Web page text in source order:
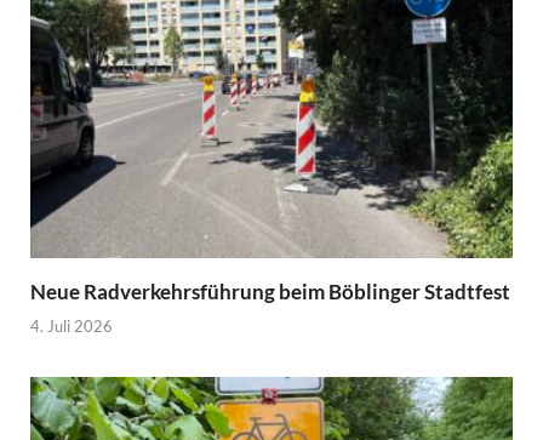
Neue Radverkehrsführung beim Böblinger Stadtfest
4. Juli 2026